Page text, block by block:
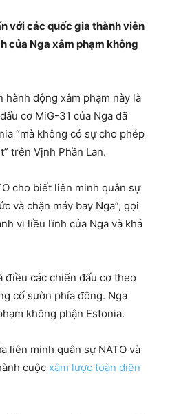
với các quốc gia thành viên
của Nga xâm phạm không
hành động xâm phạm này là
cơ MiG-31 của Nga đã
“mà không có sự cho phép
trên Vịnh Phần Lan.
cho biết liên minh quân sự
và chặn máy bay Nga”, gọi
vi liều lĩnh của Nga và khả
điều các chiến đấu cơ theo
cố sườn phía đông. Nga
không phận Estonia.
liên minh quân sự NATO và
cuộc xâm lược toàn diện